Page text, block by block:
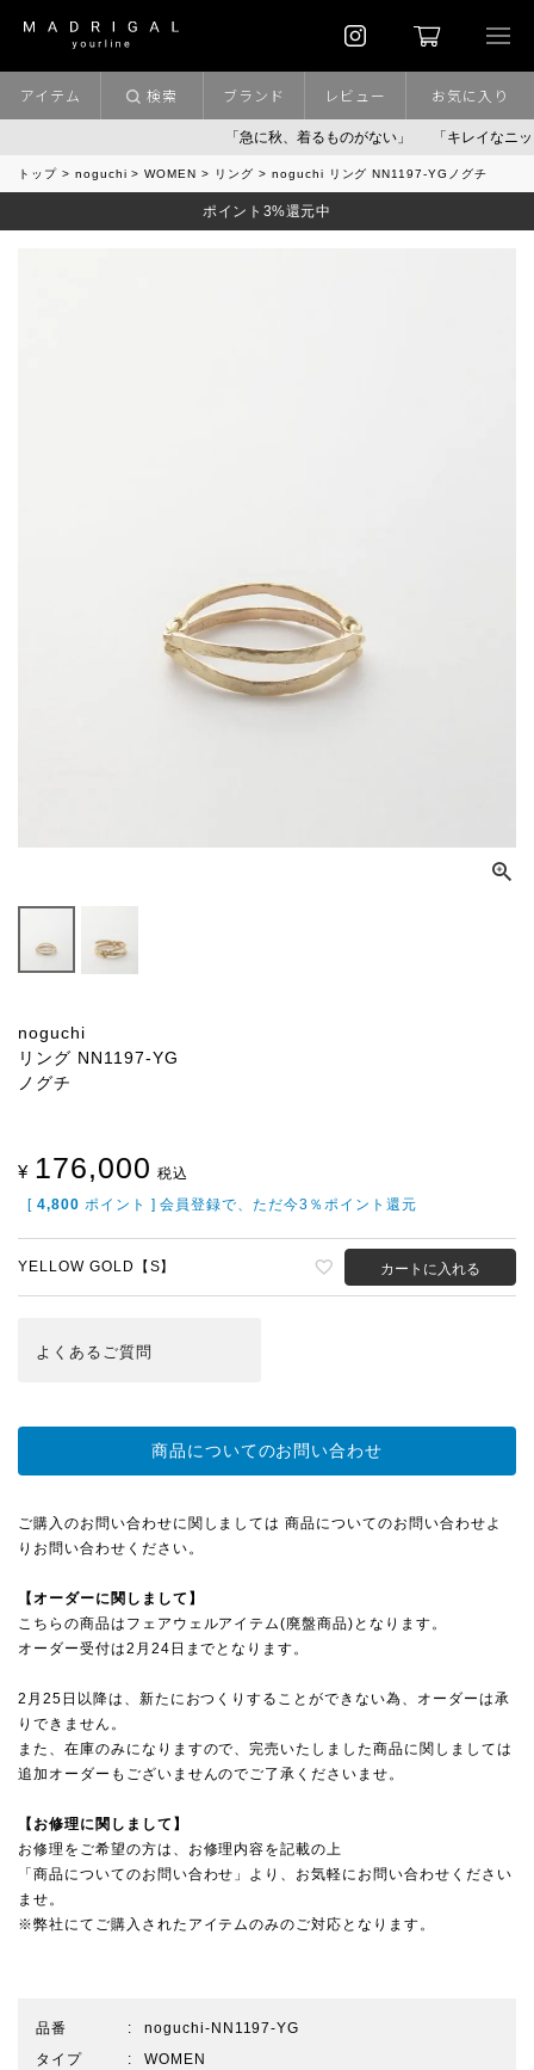
「急に秋、着るものがない」 「キレイなニット」
アイテム 検索 ブランド レビュー お気に入り
トップ noguchi WOMEN リング noguchi リング NN1197-YGノグチ
ポイント3%還元中
noguchi
リング NN1197-YG
ノグチ
¥ 176,000 税込
[ 4,800 ポイント ] 会員登録で、ただ今3％ポイント還元
YELLOW GOLD【S】 カートに入れる
よくある ご質問
商品についてのお問い合わせ
ご購入のお問い合わせに関しましては 商品についてのお問い合わせよ
りお問い合わせください。
【オーダーに関しまして】
こちらの商品はフェアウェルアイテム(廃盤商品)となります。
オーダー受付は2月24日までとなります。
2月25日以降は、新たにおつくりすることができない為、オーダーは承
りできません。
また、在庫のみになりますので、完売いたしました商品に関しましては
追加オーダーもございませんのでご了承くださいませ。
【お修理に関しまして】
お修理をご希望の方は、お修理内容を記載の上
「商品についてのお問い合わせ」より、お気軽にお問い合わせください
ませ。
※弊社にてご購入されたアイテムのみのご対応となります。
品番
noguchi-NN1197-YG
タイプ
WOMEN